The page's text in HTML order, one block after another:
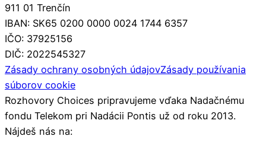
911 01 Trenčín
IBAN: SK65 0200 0000 0024 1744 6357
IČO: 37925156
DIČ: 2022545327
Zásady ochrany osobných údajovZásady používania
súborov cookie
Rozhovory Choices pripravujeme vďaka Nadačnému
fondu Telekom pri Nadácii Pontis už od roku 2013.
Nájdeš nás na: